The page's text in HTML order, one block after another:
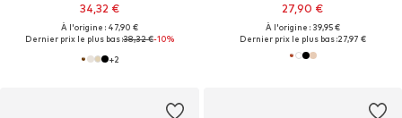
34,32 €
À l'origine : 47,90 €
Dernier prix le plus bas :38,32 €-10%
+2
27,90 €
À l'origine : 39,95 €
Dernier prix le plus bas :27,97 €